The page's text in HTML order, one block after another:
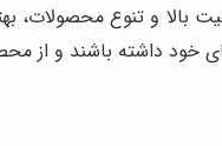
بالا و تنوع محصولات،
داشته باشند و از